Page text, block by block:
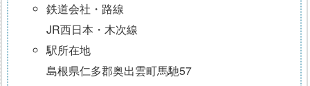
鉄道会社・路線
JR西日本・木次線
駅所在地
島根県仁多郡奥出雲町馬馳57